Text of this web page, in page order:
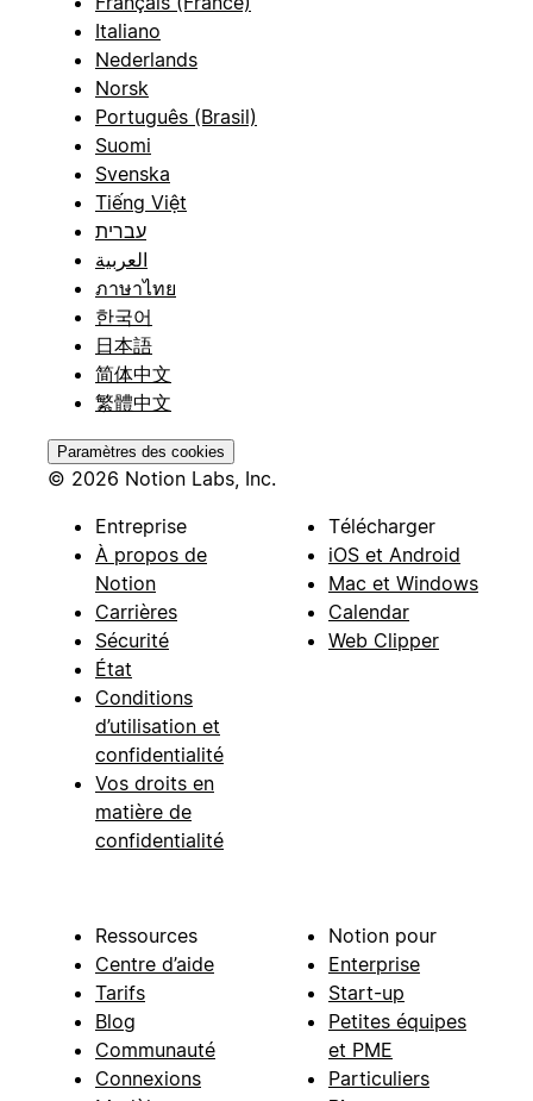
Italiano
Nederlands
Norsk
Português (Brasil)
Suomi
Svenska
Tiếng Việt
עברית
العربية
ภาษาไทย
한국어
日本語
简体中文
繁體中文
Paramètres des cookies
© 2026 Notion Labs, Inc.
Entreprise
À propos de
Notion
Carrières
Sécurité
État
Conditions
d’utilisation et
confidentialité
Vos droits en
matière de
confidentialité
Télécharger
iOS et Android
Mac et Windows
Calendar
Web Clipper
Ressources
Centre d’aide
Tarifs
Blog
Communauté
Connexions
Notion pour
Enterprise
Start-up
Petites équipes
et PME
Particuliers